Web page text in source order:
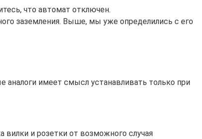
что автомат отключен.
заземления. Выше, мы уже определились с его
имеет смысл устанавливать только при
вилки и розетки от возможного случая